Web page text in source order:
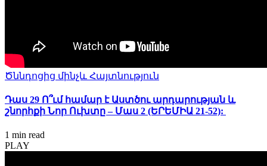
Ծննդոցից մինչև Հայտնություն
Դաս 29 Ո՞ւմ համար է Աստծու արդարության և
շնորհքի Նոր Ուխտը – Մաս 2 (ԵՐԵՄԻԱ 21-52):
1 min read
PLAY